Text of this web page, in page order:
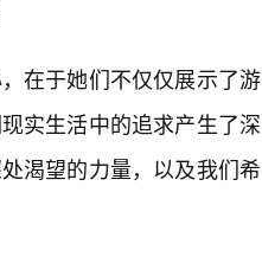
在于她们不仅仅展示了游
实生活中的追求产生了深
渴望的力量，以及我们希